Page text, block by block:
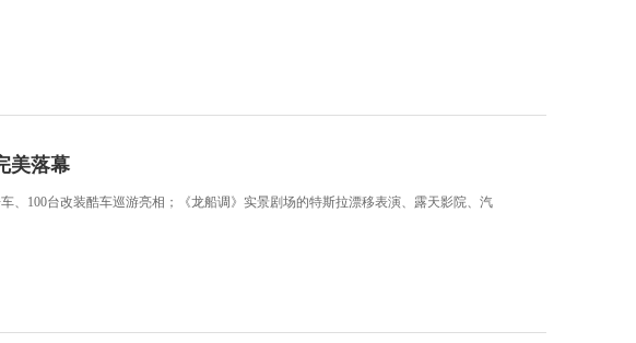
美落幕
、100台改装酷车巡游亮相；《龙船调》实景剧场的特斯拉漂移表演、露天影院、汽